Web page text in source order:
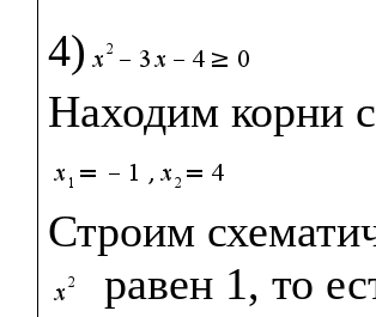
4)
Находим корни
Строим
равен 1, то